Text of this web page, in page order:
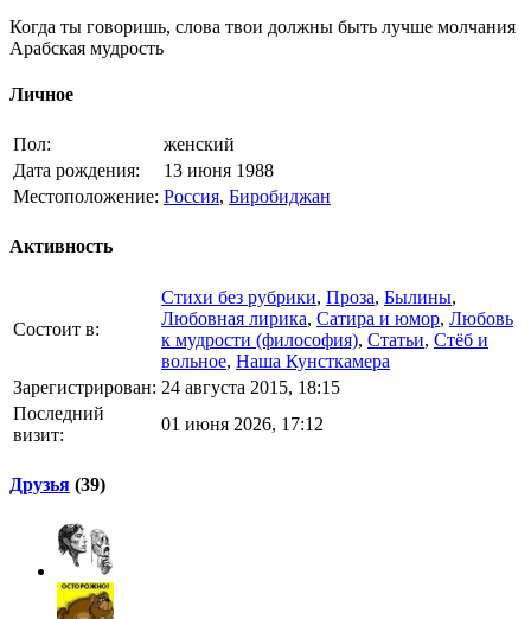
Когда ты говоришь, слова твои должны быть лучше молчания
Арабская мудрость
Личное
Пол:
женский
Дата рождения:
13 июня 1988
Местоположение: Россия, Биробиджан
Активность
Состоит в:
Стихи без рубрики, Проза, Былины,
Любовная лирика, Сатира и юмор, Любовь
к мудрости (философия), Статьи, Стёб и
вольное, Наша Кунсткамера
Зарегистрирован: 24 августа 2015, 18:15
Последний
визит:
01 июня 2026, 17:12
Друзья (39)